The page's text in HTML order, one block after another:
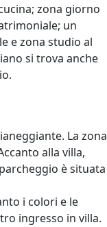
zona giorno
un
e zona studio al
si trova anche
La zona
alla villa,
è situata
i colori e le
ingresso in villa.